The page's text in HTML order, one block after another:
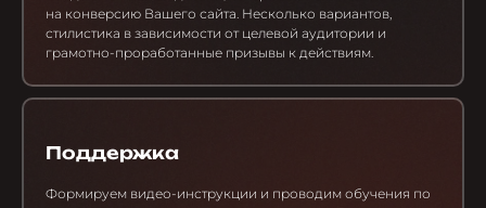
на конверсию Вашего сайта. Несколько вариантов,
стилистика в зависимости от целевой аудитории и
грамотно-проработанные призывы к действиям.
Поддержка
Формируем видео-инструкции и проводим обучения по